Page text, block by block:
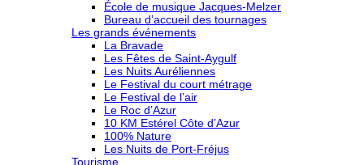
École de musique Jacques-Melzer
Bureau d’accueil des tournages
Les grands événements
La Bravade
Les Fêtes de Saint-Aygulf
Les Nuits Auréliennes
Le Festival du court métrage
Le Festival de l’air
Le Roc d’Azur
10 KM Estérel Côte d’Azur
100% Nature
Les Nuits de Port-Fréjus
Tourisme